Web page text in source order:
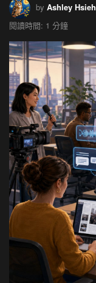
by Ashley Hsieh
閱讀時間: 1 分鐘